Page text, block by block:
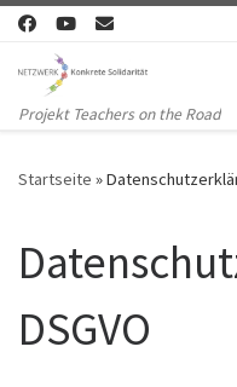
Zum Inhalt springen
Projekt Teachers on the Road
Startseite »
DSGVO